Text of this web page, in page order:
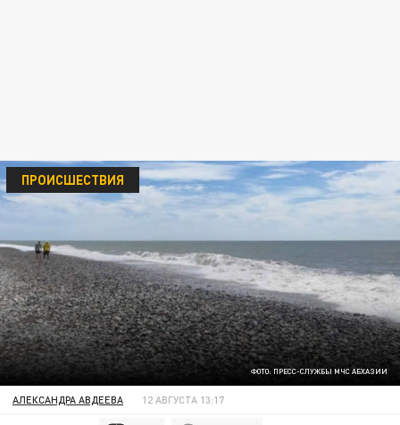
ФОТО: ПРЕСС-СЛУЖБЫ МЧС АБХАЗИИ
ПРОИСШЕСТВИЯ
АЛЕКСАНДРА АВДЕЕВА 12 АВГУСТА 13:17